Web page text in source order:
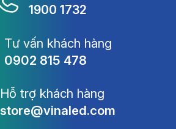
1900 1732
Tư vấn khách hàng
0902 815 478
Hỗ trợ khách hàng
store@vinaled.com